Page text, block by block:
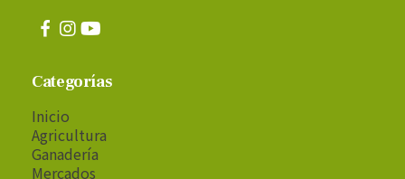
Categorías
Inicio
Agricultura
Ganadería
Mercados